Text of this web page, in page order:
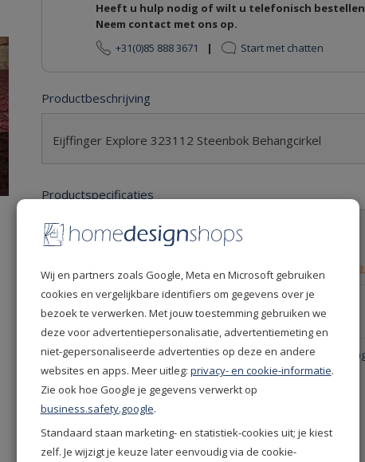
Heeft u hulp nodig of wilt u telefonisch
Neem contact met ons op.
+31(0)85 888 3671
| Start met chatten
Productbeschrijving
Eijffinger Explore 323112 Steenbok Behangcirkel
Productspecificaties
Levertijd
Leverdatum
Retourvoorwaarden
30 dagen gratis
Productcode
323112
EAN
8715518231120
Productgroep
Eijffinger Behang -
Behang
Kleur
Blauw
Merken
Collectie
Explore
Soort behang
Behangcirkel
Wij en partners zoals Google, Meta en Microsoft gebruiken
cookies en vergelijkbare identifiers om gegevens over je
bezoek te verwerken. Met jouw toestemming gebruiken we
deze voor advertentiepersonalisatie, advertentiemeting en
niet-gepersonaliseerde advertenties op deze en andere
websites en apps. Meer uitleg: privacy- en cookie-informatie.
Zie ook hoe Google je gegevens verwerkt op
business.safety.google.
Standaard staan marketing- en statistiek-cookies uit; je kiest
zelf. Je wijzigt je keuze later eenvoudig via de cookie-